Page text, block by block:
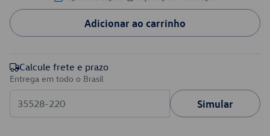
Adicionar ao carrinho
Calcule frete e prazo
Entrega em todo o Brasil
Simular